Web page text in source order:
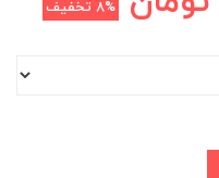
8% تخفیف